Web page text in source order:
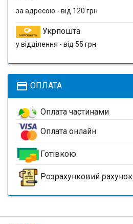
за адресою - від 120 грн
Укрпошта
у відділення - від 55 грн
payment ОПЛАТА
Оплата частинами
Оплата онлайн
Готівкою
Розрахунковий рахунок